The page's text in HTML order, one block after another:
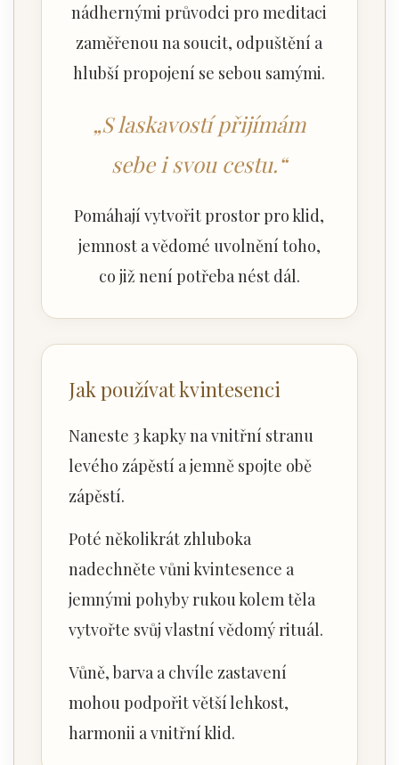
nádhernými průvodci pro meditaci
zaměřenou na soucit, odpuštění a
hlubší propojení se sebou samými.
„S laskavostí přijímám
sebe i svou cestu.“
Pomáhají vytvořit prostor pro klid,
jemnost a vědomé uvolnění toho,
co již není potřeba nést dál.
Jak používat kvintesenci
Naneste 3 kapky na vnitřní stranu
levého zápěstí a jemně spojte obě
zápěstí.
Poté několikrát zhluboka
nadechněte vůni kvintesence a
jemnými pohyby rukou kolem těla
vytvořte svůj vlastní vědomý rituál.
Vůně, barva a chvíle zastavení
mohou podpořit větší lehkost,
harmonii a vnitřní klid.